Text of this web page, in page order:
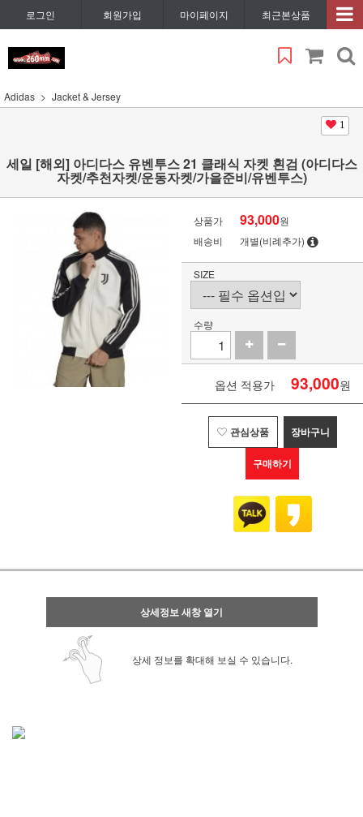
로그인 회원가입 마이페이지 최근본상품
Adidas Jacket & Jersey
1
세일 [해외] 아디다스 유벤투스 21 클래식 자켓 흰검 (아디다스
자켓/추천자켓/운동자켓/가을준비/유벤투스)
상품가 93,000원
배송비
개별(비례추가)
SIZE
수량
옵션 적용가 93,000원
관심상품 장바구니
구매하기
상세정보 새창 열기
상세 정보를 확대해 보실 수 있습니다.